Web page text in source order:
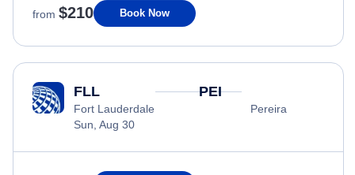
from $210 Book Now
FLL
Fort Lauderdale
Sun, Aug 30
PEI
Pereira